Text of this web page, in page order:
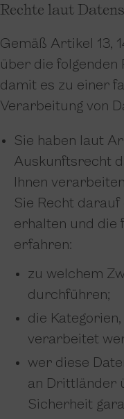
Rechte laut
Gemäß Artikel 13,
über die folgenden
damit es zu einer
Verarbeitung von
Sie haben laut
Auskunftsrecht
Ihnen
Sie Recht darauf
erhalten und die
erfahren:
zu welchem
durchführen;
die
verarbeitet
wer diese
an Drittländer
Sicherheit